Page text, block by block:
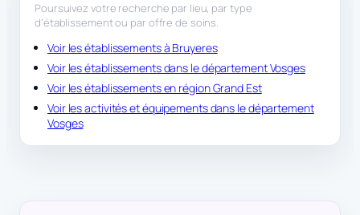
Poursuivez votre recherche par lieu, par type
d’établissement ou par offre de soins.
Voir les établissements à Bruyeres
Voir les établissements dans le département Vosges
Voir les établissements en région Grand Est
Voir les activités et équipements dans le département
Vosges